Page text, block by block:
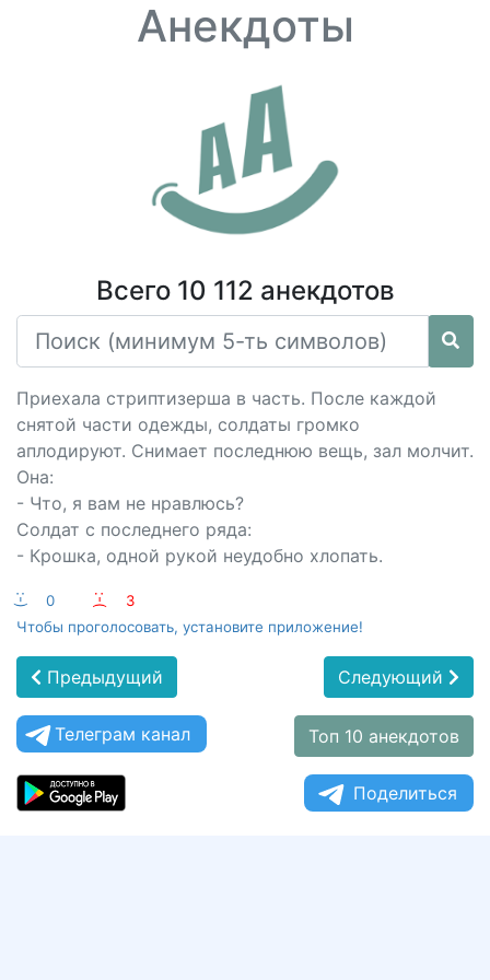
Анекдоты
Всего 10 112 анекдотов
Приехала стриптизерша в часть. После каждой
снятой части одежды, солдаты громко
аплодируют. Снимает последнюю вещь, зал молчит.
Она:
- Что, я вам не нравлюсь?
Солдат с последнего ряда:
- Крошка, одной рукой неудобно хлопать.
:-) 0 :-(
3
Чтобы проголосовать, установите приложение!
Предыдущий Следующий
Телеграм канал Топ 10 анекдотов
Поделиться